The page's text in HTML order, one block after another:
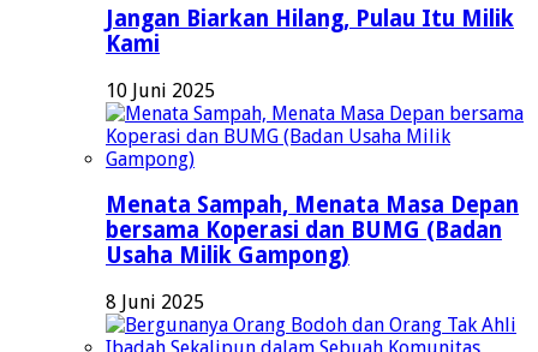
Jangan Biarkan Hilang, Pulau Itu Milik
Kami
10 Juni 2025
Menata Sampah, Menata Masa Depan
bersama Koperasi dan BUMG (Badan
Usaha Milik Gampong)
8 Juni 2025